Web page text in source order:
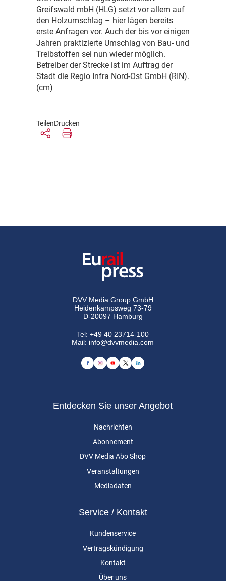
Greifswald mbH (HLG) setzt vor allem auf
den Holzumschlag – hier lägen bereits
erste Anfragen vor. Auch der bis vor einigen
Jahren praktizierte Umschlag von Bau- und
Treibstoffen sei nun wieder möglich.
Betreiber der Strecke ist im Auftrag der
Stadt die Regio Infra Nord-Ost GmbH (RIN).
(cm)
TeilenDrucken
DVV Media Group GmbH
Heidenkampsweg 73-79
D-20097 Hamburg
Tel:+49 40 23714-100
Mail: info@dvvmedia.com
Entdecken Sie unser Angebot
Nachrichten
Abonnement
DVV Media Abo Shop
Veranstaltungen
Mediadaten
Service / Kontakt
Kundenservice
Vertragskündigung
Kontakt
Über uns